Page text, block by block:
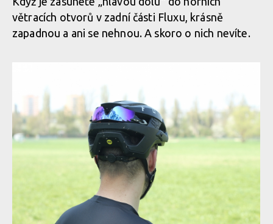
větracích otvorů v zadní části Fluxu, krásně
zapadnou a ani se nehnou. A skoro o nich nevíte.